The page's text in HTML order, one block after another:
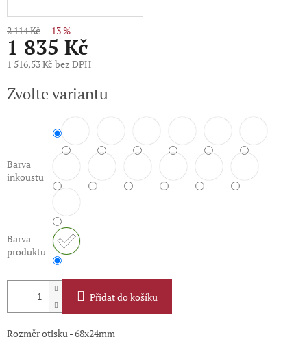
2 114 Kč –13 %
1 835 Kč
1 516,53 Kč bez DPH
cena:
Zvolte variantu
Barva
inkoustu
Barva
produktu
Přidat do košíku
Rozměr otisku - 68x24mm